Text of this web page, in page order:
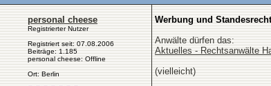
personal cheese
Registrierter Nutzer
Registriert seit: 07.08.2006
Beiträge: 1.185
personal cheese: Offline
Ort: Berlin
Werbung und Standesrecht
Anwälte dürfen das:
Aktuelles - Rechtsanwälte
(vielleicht)